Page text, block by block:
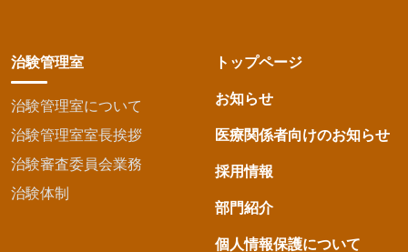
治験管理室
治験管理室について
治験管理室室長挨拶
治験審査委員会業務
治験体制
トップページ
お知らせ
医療関係者向けのお知らせ
採用情報
部門紹介
個人情報保護について